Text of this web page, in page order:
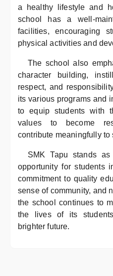
a healthy lifestyle and
school has a well-
facilities, encouraging
physical activities and
The school also
character building,
respect, and
its various programs and
to equip students with
values to become
contribute meaningfully to
SMK Tapu stands
opportunity for students
commitment to quality
sense of community, and
the school continues to
the lives of its
brighter future.